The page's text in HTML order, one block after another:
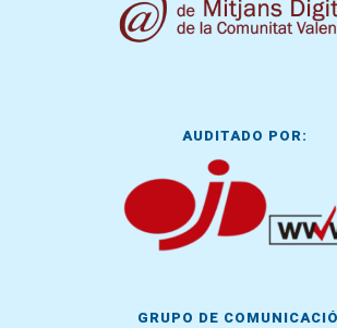
AUDITADO POR:
GRUPO DE